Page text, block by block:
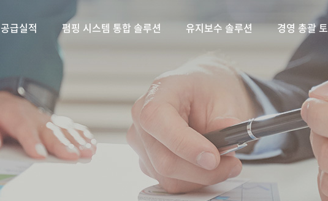
공급실적 펌핑 시스템 통합 솔루션 유지보수 솔루션 경영 총괄